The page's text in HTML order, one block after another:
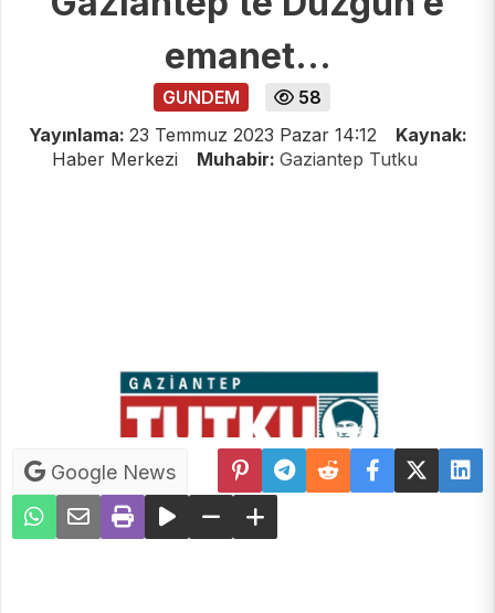
emanet…
GUNDEM
58
Yayınlama: 23 Temmuz 2023 Pazar 14:12
Kaynak:
Haber Merkezi
Muhabir: Gaziantep Tutku
Google News